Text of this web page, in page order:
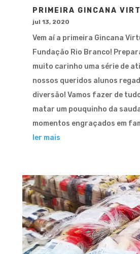
PRIMEIRA GINCANA
jul 13, 2020
Vem aí a primeira Gincana
Fundação Rio Branco!
muito carinho uma série de
nossos queridos alunos
diversão! Vamos fazer de
matar um pouquinho da
momentos engraçados em
ler mais